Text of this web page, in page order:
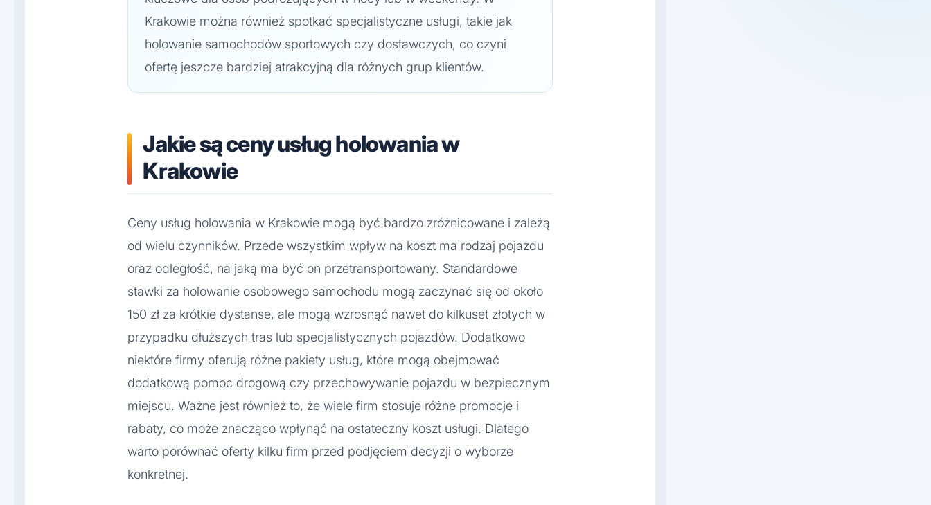
Krakowie można również spotkać specjalistyczne usługi, takie jak
holowanie samochodów sportowych czy dostawczych, co czyni
ofertę jeszcze bardziej atrakcyjną dla różnych grup klientów.
Jakie są ceny usług holowania w
Krakowie
Ceny usług holowania w Krakowie mogą być bardzo zróżnicowane i zależą
od wielu czynników. Przede wszystkim wpływ na koszt ma rodzaj pojazdu
oraz odległość, na jaką ma być on przetransportowany. Standardowe
stawki za holowanie osobowego samochodu mogą zaczynać się od około
150 zł za krótkie dystanse, ale mogą wzrosnąć nawet do kilkuset złotych w
przypadku dłuższych tras lub specjalistycznych pojazdów. Dodatkowo
niektóre firmy oferują różne pakiety usług, które mogą obejmować
dodatkową pomoc drogową czy przechowywanie pojazdu w bezpiecznym
miejscu. Ważne jest również to, że wiele firm stosuje różne promocje i
rabaty, co może znacząco wpłynąć na ostateczny koszt usługi. Dlatego
warto porównać oferty kilku firm przed podjęciem decyzji o wyborze
konkretnej.